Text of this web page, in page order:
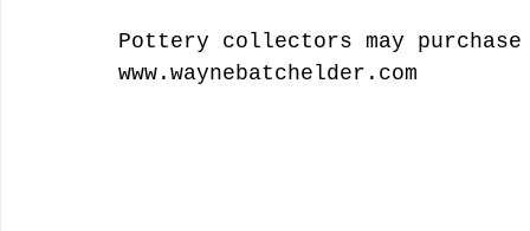
Pottery collectors may
www.waynebatchelder.com